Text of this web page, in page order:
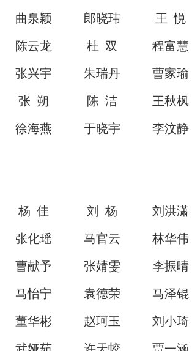
曲泉颖 郎晓玮 王 悦
陈云龙 杜 双 程富慧
张兴宇 朱瑞丹 曹家瑜
张 朔 陈 洁 王秋枫
徐海燕 于晓宇 李汶静
杨 佳 刘 杨 刘洪潇
张化瑶 马官云 林华伟
曹献予 张婧雯 李振晴
马怡宁 袁德荣 马泽锟
董华彬 赵珂玉 刘小琦